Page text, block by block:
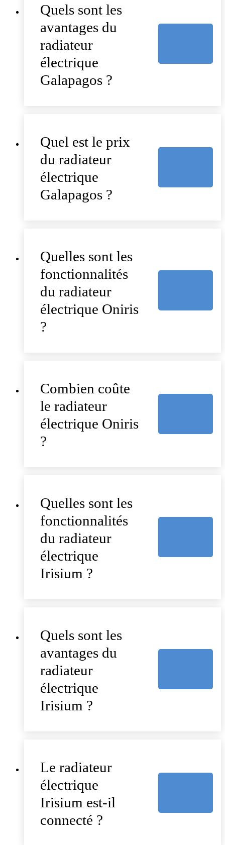
Quels sont les
avantages du
radiateur
électrique
Galapagos ?
Quel est le prix
du radiateur
électrique
Galapagos ?
Quelles sont les
fonctionnalités
du radiateur
électrique Oniris
?
Combien coûte
le radiateur
électrique Oniris
?
Quelles sont les
fonctionnalités
du radiateur
électrique
Irisium ?
Quels sont les
avantages du
radiateur
électrique
Irisium ?
Le radiateur
électrique
Irisium est-il
connecté ?